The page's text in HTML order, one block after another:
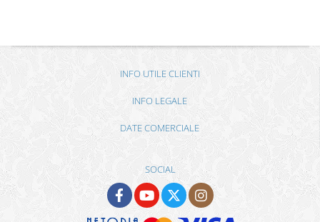
INFO UTILE CLIENTI
INFO LEGALE
DATE COMERCIALE
SOCIAL